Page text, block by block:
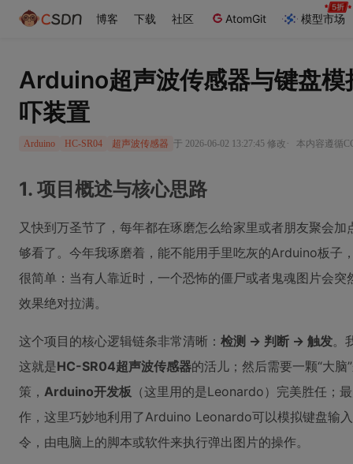
博客 下载 社区 AtomGit 模型市场
Arduino超声波传感器与键盘模
吓装置
Arduino HC-SR04 超声波传感器 于 2026-06-02 13:27:45 修改 · 本内容遵循
1. 项目概述与核心思路
又快到万圣节了，每年都在琢磨怎么给家里或者朋友聚会
够看了。今年我琢磨着，能不能用手里吃灰的Arduino板子
很简单：当有人靠近时，一个恐怖的僵尸或者鬼魂图片会
效果绝对拉满。
这个项目的核心逻辑链条非常清晰： 检测 → 判断 → 触发。
这就是HC-SR04超声波传感器的活儿；然后需要一颗“大脑
策， Arduino开发板 （这里用的是Leonardo）完美胜任；
作，这里巧妙地利用了Arduino Leonardo可以模拟键盘输
令，由电脑上的脚本或软件来执行弹出图片的操作。